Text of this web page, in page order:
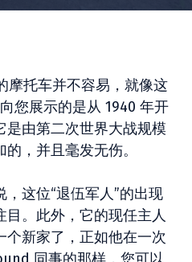
摩托车并不容易，就像这
您展示的是从 1940 年开
是由第二次世界大战规模
，并且毫发无伤。
这位“退伍军人”的出现
。此外，它的现任主人
个新家了，正如他在一次